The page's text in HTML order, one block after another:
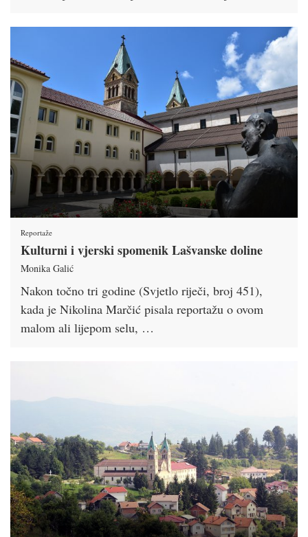
Reportaže
Kulturni i vjerski spomenik Lašvanske doline
Monika Galić
Nakon točno tri godine (Svjetlo riječi, broj 451),
kada je Nikolina Marčić pisala reportažu o ovom
malom ali lijepom selu, …